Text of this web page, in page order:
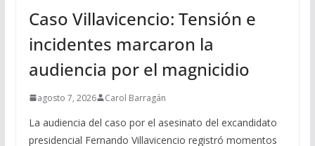
Caso Villavicencio: Tensión e
incidentes marcaron la
audiencia por el magnicidio
agosto 7, 2026 Carol Barragán
La audiencia del caso por el asesinato del excandidato
presidencial Fernando Villavicencio registró momentos